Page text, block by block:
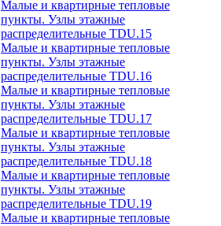
Малые и квартирные тепловые
пункты. Узлы этажные
распределительные TDU.15
Малые и квартирные тепловые
пункты. Узлы этажные
распределительные TDU.16
Малые и квартирные тепловые
пункты. Узлы этажные
распределительные TDU.17
Малые и квартирные тепловые
пункты. Узлы этажные
распределительные TDU.18
Малые и квартирные тепловые
пункты. Узлы этажные
распределительные TDU.19
Малые и квартирные тепловые